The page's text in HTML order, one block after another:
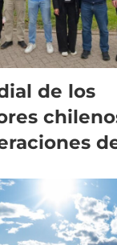
de los